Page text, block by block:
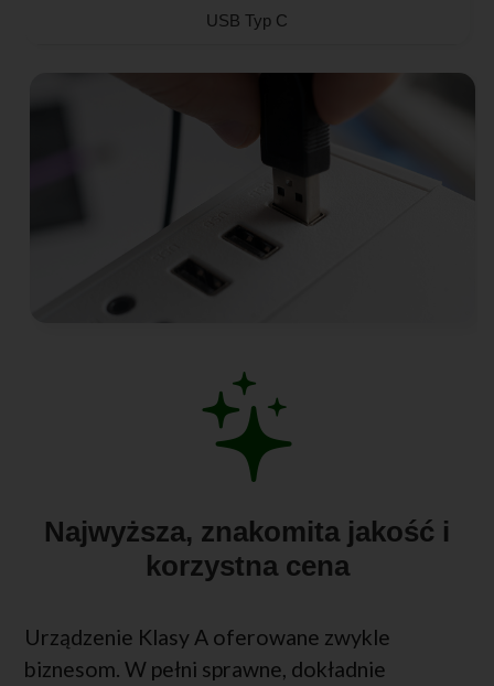
USB Typ C
Najwyższa, znakomita jakość i
korzystna cena
Urządzenie Klasy A oferowane zwykle
biznesom. W pełni sprawne, dokładnie